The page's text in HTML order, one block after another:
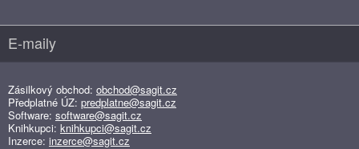
E-maily
Zásilkový obchod: obchod@sagit.cz
Předplatné ÚZ: predplatne@sagit.cz
Software: software@sagit.cz
Knihkupci: knihkupci@sagit.cz
Inzerce: inzerce@sagit.cz